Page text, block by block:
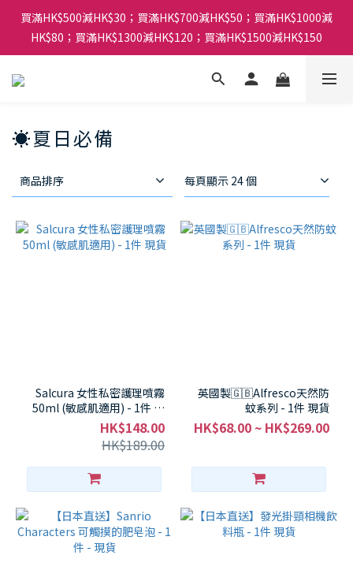
買滿HK$500減HK$30；買滿HK$700減HK$50；買滿HK$1000減
HK$80；買滿HK$1300減HK$120；買滿HK$1500減HK$150
☀️夏日必備
商品排序 每頁顯示 24 個
Salcura 女性私密護理噴霧
50ml (敏感肌適用) - 1件 現
貨
HK$148.00
HK$189.00
英國製🇬🇧Alfresco天然防
蚊系列 - 1件 現貨
HK$68.00 ~ HK$269.00